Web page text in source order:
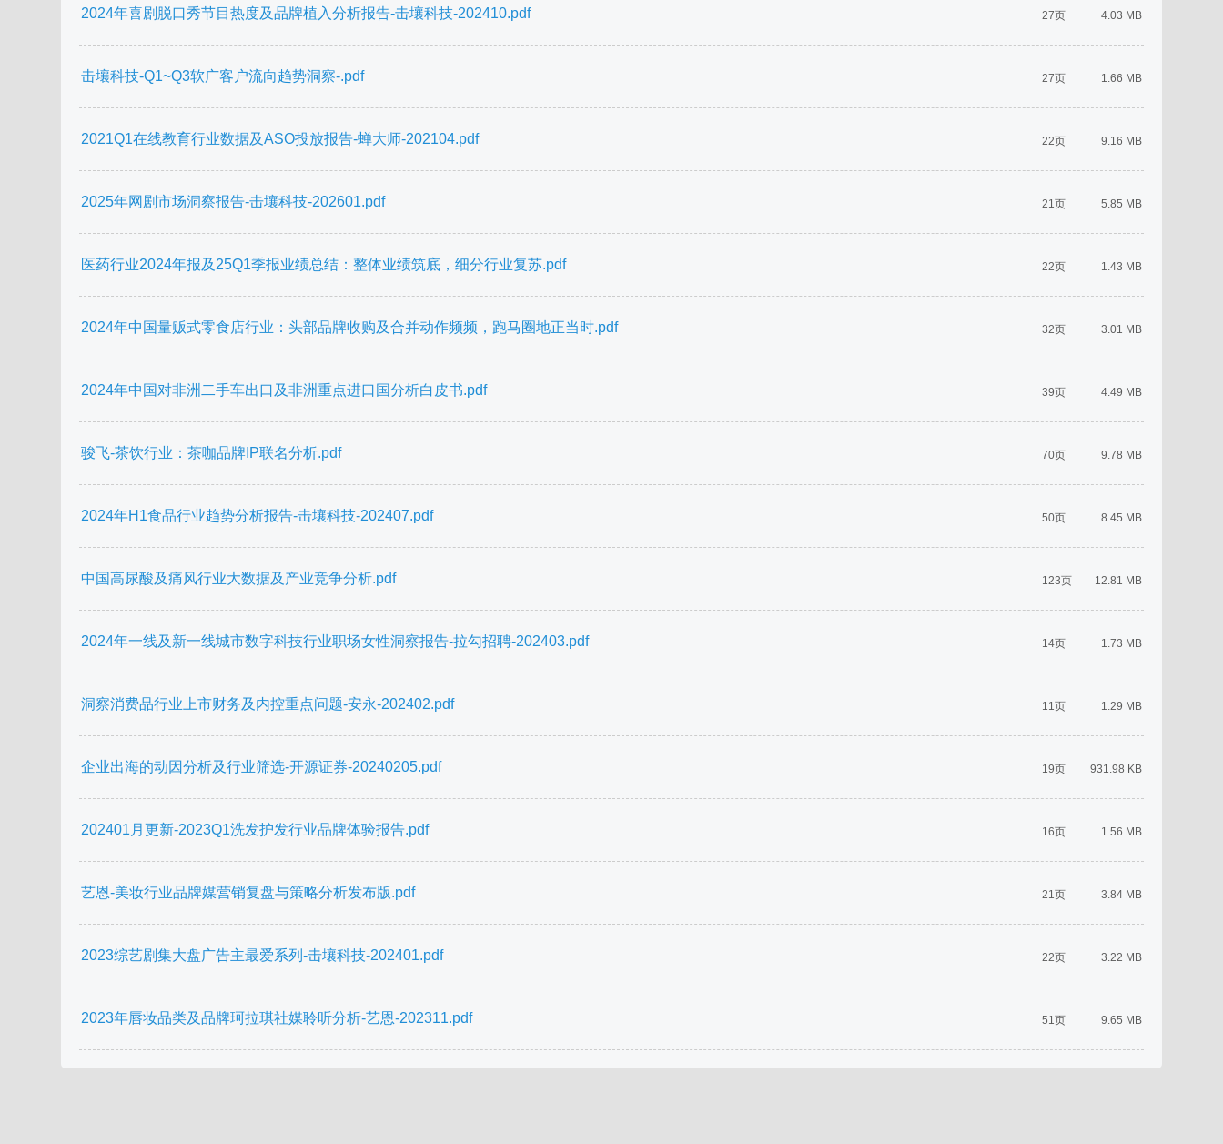
4.03 MB
27页
2024年喜剧脱口秀节目热度及品牌植入分析报告-击壤科技-202410.pdf
1.66 MB
27页
击壤科技-Q1~Q3软广客户流向趋势洞察-.pdf
9.16 MB
22页
2021Q1在线教育行业数据及ASO投放报告-蝉大师-202104.pdf
5.85 MB
21页
2025年网剧市场洞察报告-击壤科技-202601.pdf
1.43 MB
22页
医药行业2024年报及25Q1季报业绩总结：整体业绩筑底，细分行业复苏.pdf
3.01 MB
32页
2024年中国量贩式零食店行业：头部品牌收购及合并动作频频，跑马圈地正当时.pdf
4.49 MB
39页
2024年中国对非洲二手车出口及非洲重点进口国分析白皮书.pdf
9.78 MB
70页
骏飞-茶饮行业：茶咖品牌IP联名分析.pdf
8.45 MB
50页
2024年H1食品行业趋势分析报告-击壤科技-202407.pdf
12.81 MB
123页
中国高尿酸及痛风行业大数据及产业竞争分析.pdf
1.73 MB
14页
2024年一线及新一线城市数字科技行业职场女性洞察报告-拉勾招聘-202403.pdf
1.29 MB
11页
洞察消费品行业上市财务及内控重点问题-安永-202402.pdf
931.98 KB
19页
企业出海的动因分析及行业筛选-开源证券-20240205.pdf
1.56 MB
16页
202401月更新-2023Q1洗发护发行业品牌体验报告.pdf
3.84 MB
21页
艺恩-美妆行业品牌媒营销复盘与策略分析发布版.pdf
3.22 MB
22页
2023综艺剧集大盘广告主最爱系列-击壤科技-202401.pdf
9.65 MB
51页
2023年唇妆品类及品牌珂拉琪社媒聆听分析-艺恩-202311.pdf